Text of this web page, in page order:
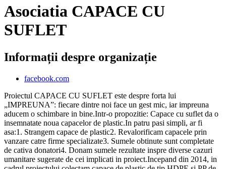
Asociatia CAPACE CU
SUFLET
Informații despre organizație
facebook.com
Proiectul CAPACE CU SUFLET este despre forta lui
„IMPREUNA”: fiecare dintre noi face un gest mic, iar impreuna
aducem o schimbare in bine.Intr-o propozitie: Capace cu suflet da o
insemnatate noua capacelor de plastic.In patru pasi simpli, ar fi
asa:1. Strangem capace de plastic2. Revalorificam capacele prin
vanzare catre firme specializate3. Sumele obtinute sunt completate
de cativa donatori4. Donam sumele rezultate inspre diverse cazuri
umanitare sugerate de cei implicati in proiect.Incepand din 2014, in